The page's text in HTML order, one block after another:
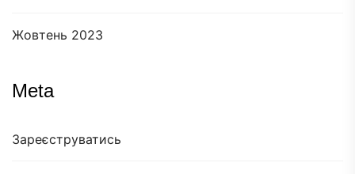
Жовтень 2023
Meta
Зареєструватись